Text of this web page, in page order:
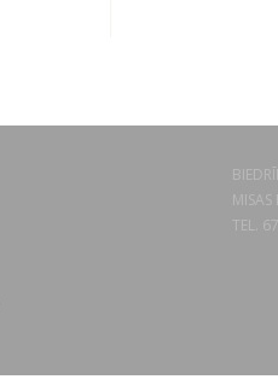
TEL.